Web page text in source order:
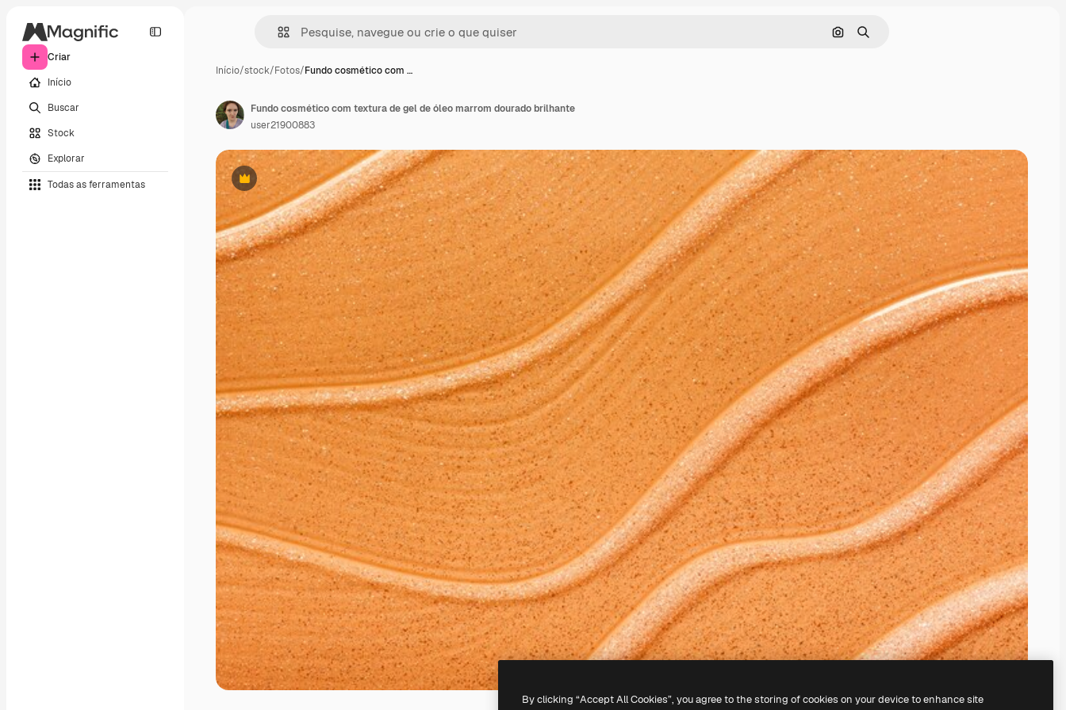
Criar
Início
Buscar
Stock
Explorar
Todas as ferramentas
Pesquisar por imagem
Buscar
Início/stock/Fotos/Fundo cosmético com …
Premium
Fundo cosmético com textura de gel de óleo marrom dourado brilhante
user21900883
By clicking “Accept All Cookies”, you agree to the storing of cookies on your device to enhance site